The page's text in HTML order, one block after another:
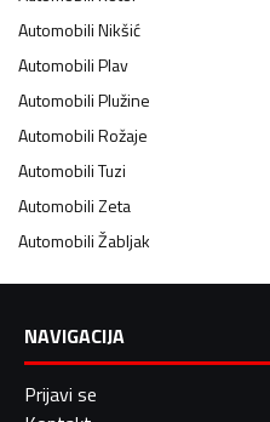
AutomobiliNikšić
AutomobiliPlav
AutomobiliPlužine
AutomobiliRožaje
AutomobiliTuzi
AutomobiliZeta
AutomobiliŽabljak
NAVIGACIJA
Prijavi se